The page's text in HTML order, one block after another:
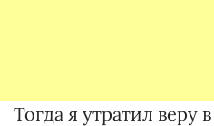
Тогда я утратил веру